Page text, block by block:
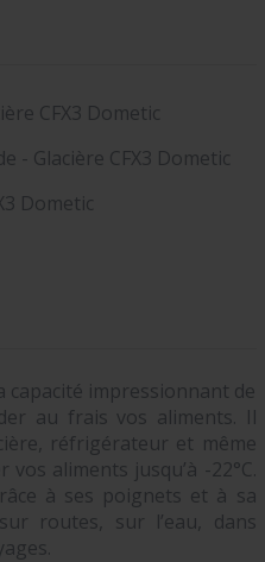
CFX3 Dometic
- Glacière CFX3 Dometic
Dometic
impressionnant de
au frais vos aliments. Il
réfrigérateur et même
aliments jusqu’à -22°C.
à ses poignets et à sa
routes, sur l’eau, dans